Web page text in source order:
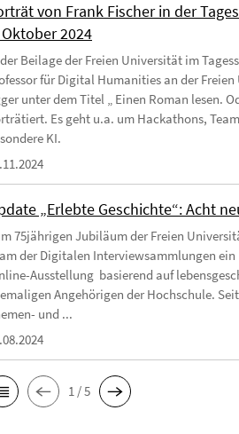
von Frank Fischer in der
2024
Beilage der Freien Universität im
für Digital Humanities an der
unter dem Titel „ Einen Roman lesen.
Es geht u.a. um Hackathons,
KI.
„Erlebte Geschichte“: Acht
75jährigen Jubiläum der Freien
der Digitalen Interviewsammlungen
Ausstellung basierend auf
Angehörigen der Hochschule.
und ...
1 / 5